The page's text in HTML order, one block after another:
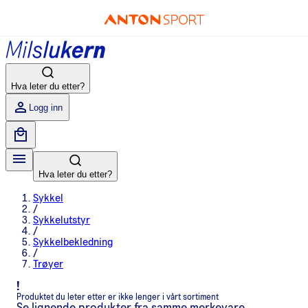
Hva leter du etter?
Logg inn
Hva leter du etter?
Sykkel
/
Sykkelutstyr
/
Sykkelbekledning
/
Trøyer
!
Produktet du leter etter er ikke lenger i vårt sortiment